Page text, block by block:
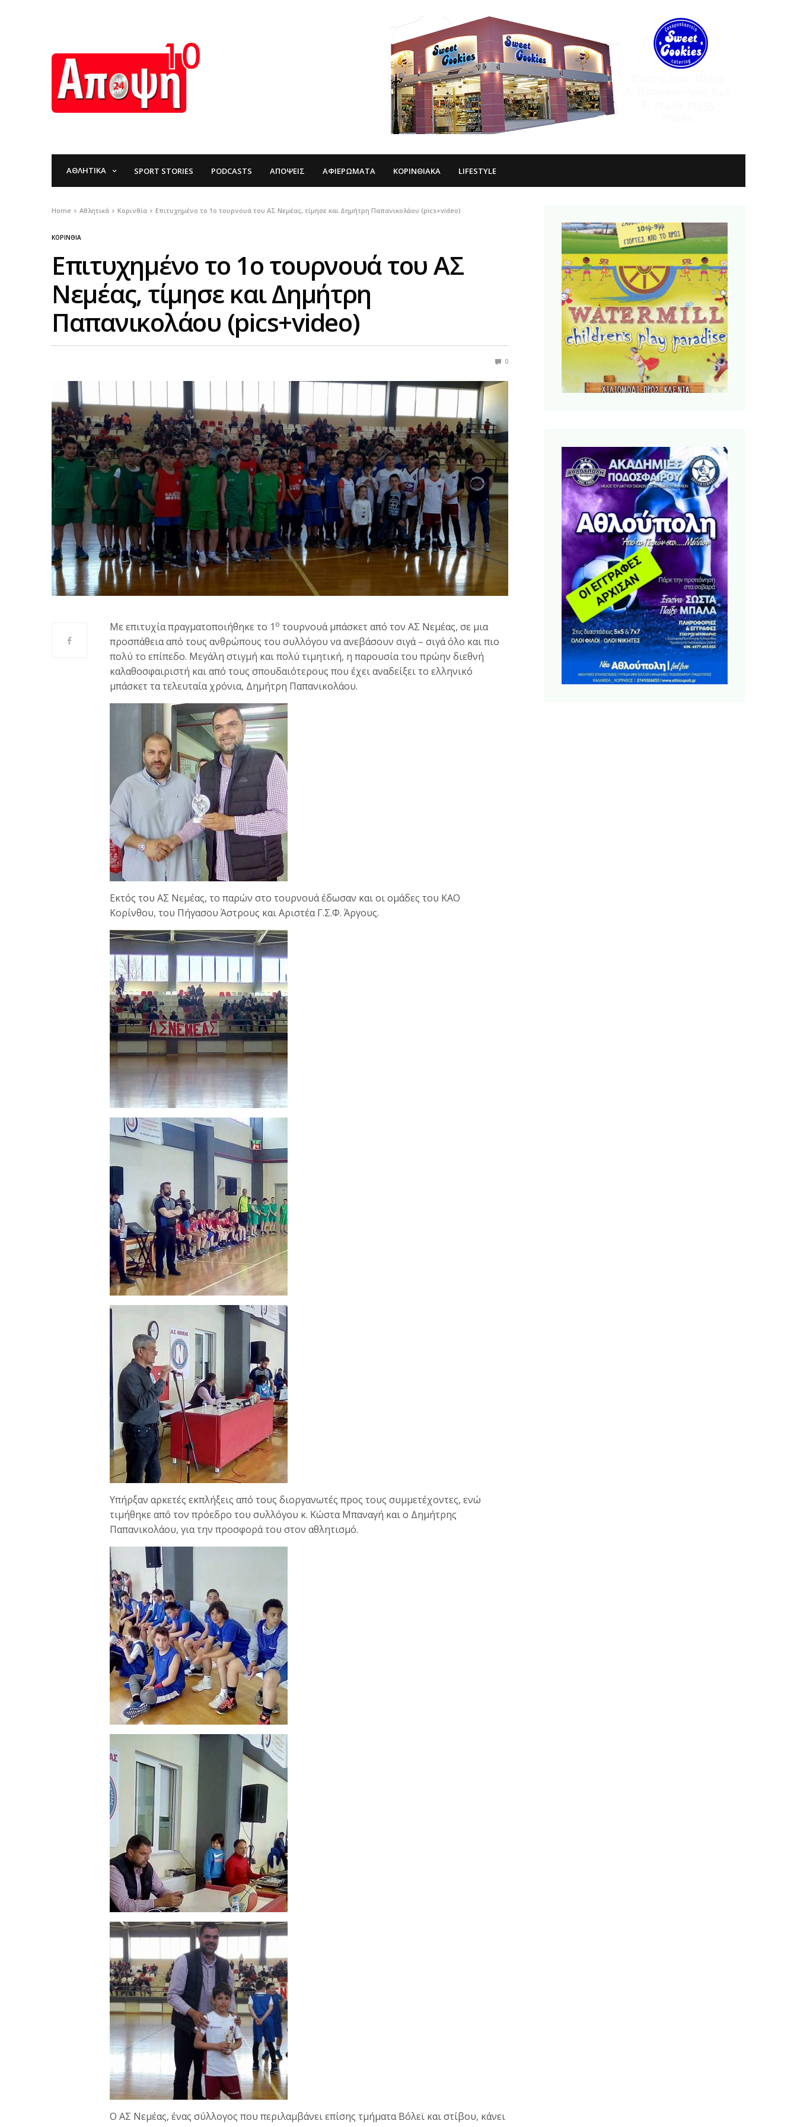
ΑΘΛΗΤΙΚΆ SPORT STORIES PODCASTS ΑΠΌΨΕΙΣ ΑΦΙΕΡΏΜΑΤΑ ΚΟΡΙΝΘΙΑΚΆ LIFESTYLE
Home Αθλητικά Κορινθία Επιτυχημένο το 1ο τουρνουά του ΑΣ Νεμέας, τίμησε και Δημήτρη Παπανικολάου (pics+video)
ΚΟΡΙΝΘΊΑ
Επιτυχημένο το 1ο τουρνουά του ΑΣ
Νεμέας, τίμησε και Δημήτρη
Παπανικολάου (pics+video)
0
Με επιτυχία πραγματοποιήθηκε το 1 ο τουρνουά μπάσκετ από τον ΑΣ Νεμέας, σε μια
προσπάθεια από τους ανθρώπους του συλλόγου να ανεβάσουν σιγά – σιγά όλο και πιο
πολύ το επίπεδο. Μεγάλη στιγμή και πολύ τιμητική, η παρουσία του πρώην διεθνή
καλαθοσφαιριστή και από τους σπουδαιότερους που έχει αναδείξει το ελληνικό
μπάσκετ τα τελευταία χρόνια, Δημήτρη Παπανικολάου.
Εκτός του ΑΣ Νεμέας, το παρών στο τουρνουά έδωσαν και οι ομάδες του ΚΑΟ
Κορίνθου, του Πήγασου Άστρους και Αριστέα Γ.Σ.Φ. Άργους.
Υπήρξαν αρκετές εκπλήξεις από τους διοργανωτές προς τους συμμετέχοντες, ενώ
τιμήθηκε από τον πρόεδρο του συλλόγου κ. Κώστα Μπαναγή και ο Δημήτρης
Παπανικολάου, για την προσφορά του στον αθλητισμό.
Ο ΑΣ Νεμέας, ένας σύλλογος που περιλαμβάνει επίσης τμήματα Βόλεϊ και στίβου, κάνει